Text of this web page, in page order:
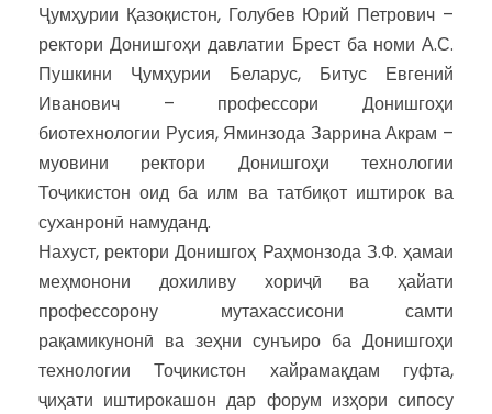
Ҷумҳурии Қазоқистон, Голубев Юрий Петрович –
ректори Донишгоҳи давлатии Брест ба номи А.С.
Пушкини Ҷумҳурии Беларус, Битус Евгений
Иванович – профессори Донишгоҳи
биотехнологии Русия, Яминзода Заррина Акрам –
муовини ректори Донишгоҳи технологии
Тоҷикистон оид ба илм ва татбиқот иштирок ва
суханронӣ намуданд.
Нахуст, ректори Донишгоҳ Раҳмонзода З.Ф. ҳамаи
меҳмонони дохиливу хориҷӣ ва ҳайати
профессорону мутахассисони самти
рақамикунонӣ ва зеҳни сунъиро ба Донишгоҳи
технологии Тоҷикистон хайрамақдам гуфта,
ҷиҳати иштирокашон дар форум изҳори сипосу